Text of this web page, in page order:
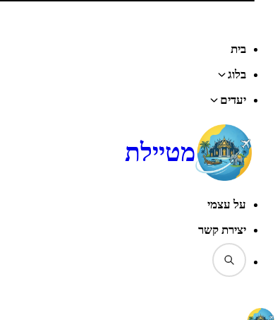
בית
בלוג
יעדים
מטיילת
על עצמי
יצירת קשר